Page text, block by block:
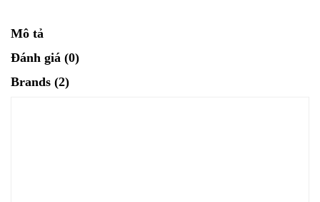
Mô tả
Đánh giá (0)
Brands (2)